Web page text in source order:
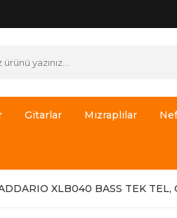
Gitarlar Mızraplılar
XLB040 BASS TEK TEL,